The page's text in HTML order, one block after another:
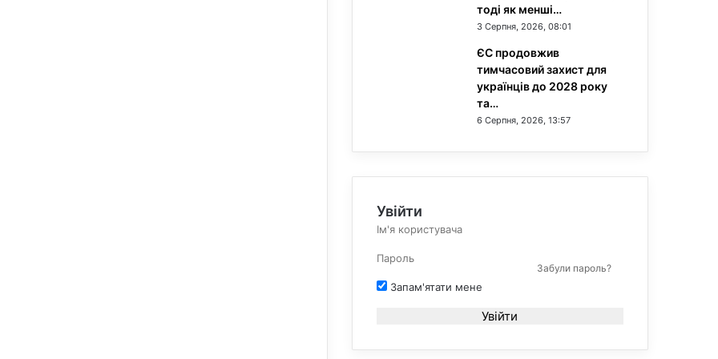
тоді як менші…
3 Серпня, 2026, 08:01
ЄС продовжив
тимчасовий захист для
українців до 2028 року
та…
6 Серпня, 2026, 13:57
Увійти
Забули пароль?
Запам'ятати мене
Увійти